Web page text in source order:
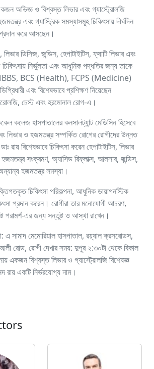
অভিজ্ঞ ও বিশ্বস্ত লিভার এবং গ্যাস্ট্রোলজি
এবং গ্যাস্ট্রিক সমস্যাসমূহ চিকিৎসায় দীর্ঘদিন
প্রদান করে আসছেন।
ডিসিজ, জন্ডিস, হেপাটাইটিস, ফ্যাটি লিভার এবং
নির্ভুলতা এবং আধুনিক পদ্ধতির জন্য তাকে
MBBS, BCS (Health), FCPS (Medicine)
এবং বিশেষভাবে প্রশিক্ষণ নিয়েছেন
চেস্ট এবং হরমোনাল রোগ-এ।
কলেজ হাসপাতালের কনসালট্যান্ট মেডিসিন হিসেবে
লিভার ও হজমতন্ত্র সম্পর্কিত রোগের রোগীদের উন্নত
রায় বিশেষভাবে চিকিৎসা করেন হেপাটাইটিস, লিভার
হজমতন্ত্র সংক্রমণ, অ্যাসিড রিফ্লাক্স, আলসার, জন্ডিস,
হজমতন্ত্র সমস্যা।
চিকিৎসা পরিকল্পনা, আধুনিক ডায়াগনস্টিক
প্রদান করেন। রোগীরা তার মনোযোগী আচরণ,
পরামর্শ-এর জন্য সন্তুষ্ট ও আস্থা রাখেন।
এ সামাদ মেমোরিয়াল হাসপাতাল, রয়্যাল ক্রসরোডস,
রোড, রোগী দেখার সময়: দুপুর ২:৩০টা থেকে বিকাল
একজন বিশ্বস্ত লিভার ও গ্যাস্ট্রোলজি বিশেষজ্ঞ
রায় একটি নির্ভরযোগ্য নাম।